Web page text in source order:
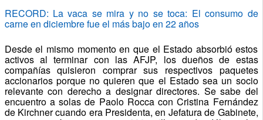
RECORD: La vaca se mira y no se toca: El consumo de
carne en diciembre fue el más bajo en 22 años
Desde el mismo momento en que el Estado absorbió estos
activos al terminar con las AFJP, los dueños de estas
compañías quisieron comprar sus respectivos paquetes
accionarios porque no quieren que el Estado sea un socio
relevante con derecho a designar directores. Se sabe del
encuentro a solas de Paolo Rocca con Cristina Fernández
de Kirchner cuando era Presidenta, en Jefatura de Gabinete,